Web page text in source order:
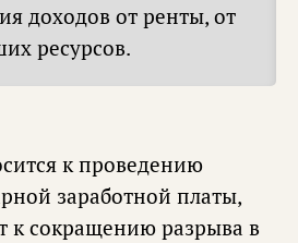
доходов от ренты, от
ресурсов.
к проведению
заработной платы,
к сокращению разрыва в